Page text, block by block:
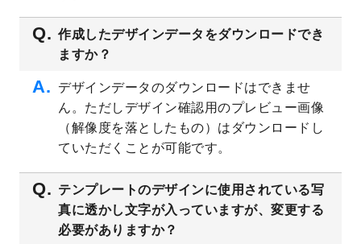
追加しました。
2023/4/20
2023/4/18
セミナー・講演会のチラシデザインテンプ
レートを追加しました。
2023/4/18
スポーツジム・フィットネスクラブのチラ
シデザインテンプレート
2023/3/16
シール・ラベルのデザインテンプレートを
公開いたしました。
2023/3/13
封筒（長3、洋長3、角2）のデザインテンプ
レートを追加しました。
作成したデザインデータをダウンロードでき
ますか？
デザインデータのダウンロードはできませ
ん。ただしデザイン確認用のプレビュー画像
（解像度を落としたもの）はダウンロードし
ていただくことが可能です。
テンプレートのデザインに使用されている写
真に透かし文字が入っていますが、変更する
必要がありますか？